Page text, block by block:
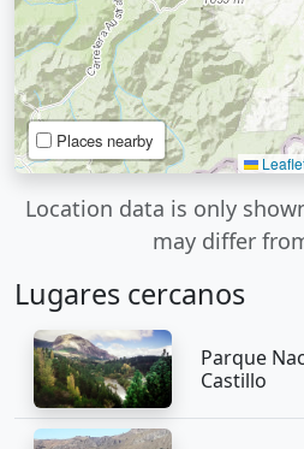
Places nearby
Location data is only
may differ
Lugares cercanos
Parque
Castillo